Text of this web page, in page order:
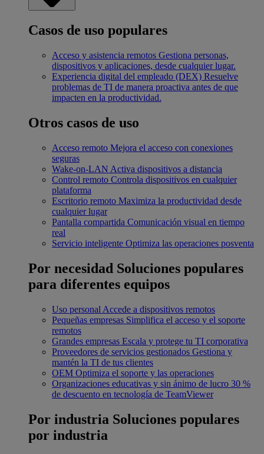
Casos de uso populares
Acceso y asistencia remotos Gestiona personas,
dispositivos y aplicaciones, desde cualquier lugar.
Experiencia digital del empleado (DEX) Resuelve
problemas de TI de manera proactiva antes de que
impacten en la productividad.
Otros casos de uso
Acceso remoto Mejora el acceso con conexiones
seguras
Wake-on-LAN Activa dispositivos a distancia
Control remoto Controla dispositivos en cualquier
plataforma
Escritorio remoto Maximiza la productividad desde
cualquier lugar
Pantalla compartida Comunicación visual en tiempo
real
Servicio inteligente Optimiza las operaciones posventa
Por necesidad Soluciones populares
para diferentes equipos
Uso personal Accede a dispositivos remotos
Pequeñas empresas Simplifica el acceso y el soporte
remotos
Grandes empresas Escala y protege tu TI corporativa
Proveedores de servicios gestionados Gestiona y
mantén la TI de tus clientes
OEM Optimiza el soporte y las operaciones
Organizaciones educativas y sin ánimo de lucro 30 %
de descuento en tecnología de TeamViewer
Por industria Soluciones populares
por industria